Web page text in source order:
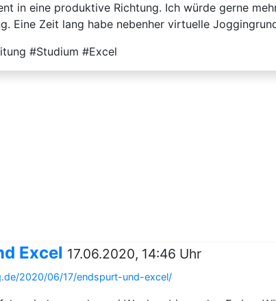
in eine produktive Richtung. Ich würde gerne
Eine Zeit lang habe nebenher virtuelle
#Studium #Excel
Excel 17.06.2020, 14:46 Uhr
2020/06/17/endspurt-und-excel/